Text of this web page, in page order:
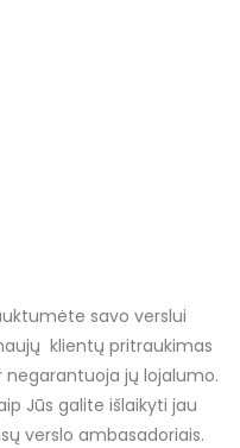
savo verslui
klientų pritraukimas
negarantuoja jų lojalumo.
Jūs galite išlaikyti jau
verslo ambasadoriais.